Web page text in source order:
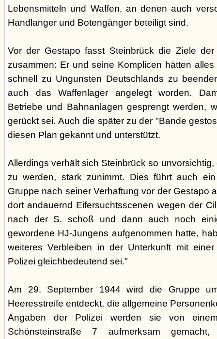
Lebensmitteln und Waffen, an denen auch
Handlanger und Botengänger beteiligt sind.
Vor der Gestapo fasst Steinbrück die Ziele der
zusammen: Er und seine Komplicen hätten
schnell zu Ungunsten Deutschlands zu
auch das Waffenlager angelegt worden.
Betriebe und Bahnanlagen gesprengt werden,
gerückt sei. Auch die später zu der "Bande
diesen Plan gekannt und unterstützt.
Allerdings verhält sich Steinbrück so
zu werden, stark zunimmt. Dies führt auch
Gruppe nach seiner Verhaftung vor der Gestapo
dort andauernd Eifersuchtsscenen wegen der
nach der S. schoß und dann auch noch
gewordene HJ-Jungens aufgenommen hatte,
weiteres Verbleiben in der Unterkunft mit
Polizei gleichbedeutend sei."
Am 29. September 1944 wird die Gruppe
Heeresstreife entdeckt, die allgemeine
Angaben der Polizei werden sie von
Schönsteinstraße 7 aufmerksam